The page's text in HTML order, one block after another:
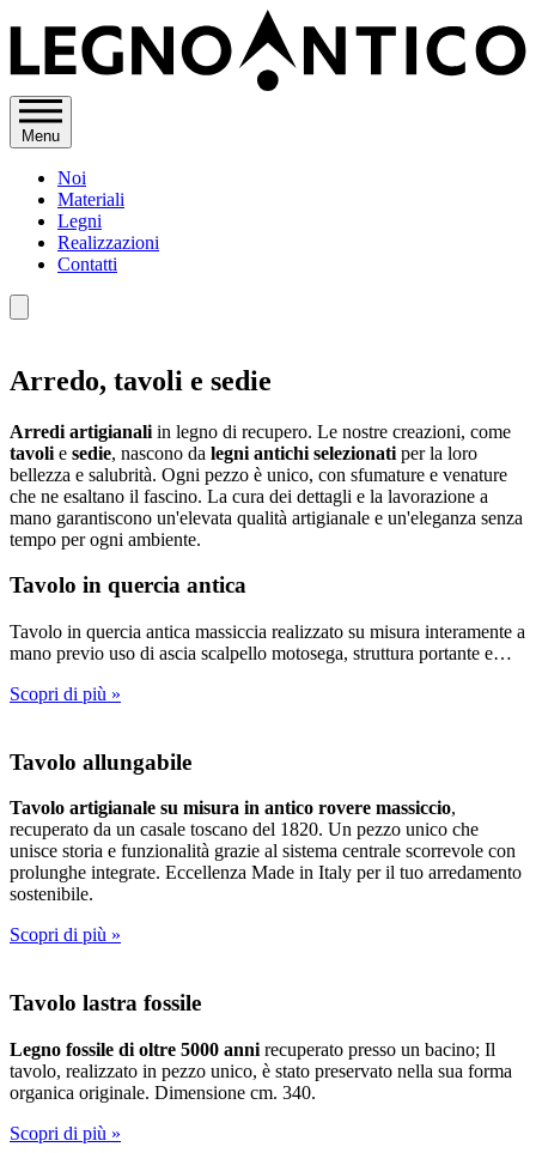
Menu
Noi
Materiali
Legni
Realizzazioni
Contatti
Arredo, tavoli e sedie
Arredi artigianali in legno di recupero. Le nostre creazioni, come
tavoli e sedie, nascono da legni antichi selezionati per la loro
bellezza e salubrità. Ogni pezzo è unico, con sfumature e venature
che ne esaltano il fascino. La cura dei dettagli e la lavorazione a
mano garantiscono un'elevata qualità artigianale e un'eleganza senza
tempo per ogni ambiente.
Tavolo in quercia antica
Tavolo in quercia antica massiccia realizzato su misura interamente a
mano previo uso di ascia scalpello motosega, struttura portante e…
Scopri di più »
Tavolo allungabile
Tavolo artigianale su misura in antico rovere massiccio,
recuperato da un casale toscano del 1820. Un pezzo unico che
unisce storia e funzionalità grazie al sistema centrale scorrevole con
prolunghe integrate. Eccellenza Made in Italy per il tuo arredamento
sostenibile.
Scopri di più »
Tavolo lastra fossile
Legno fossile di oltre 5000 anni recuperato presso un bacino; Il
tavolo, realizzato in pezzo unico, è stato preservato nella sua forma
organica originale. Dimensione cm. 340.
Scopri di più »